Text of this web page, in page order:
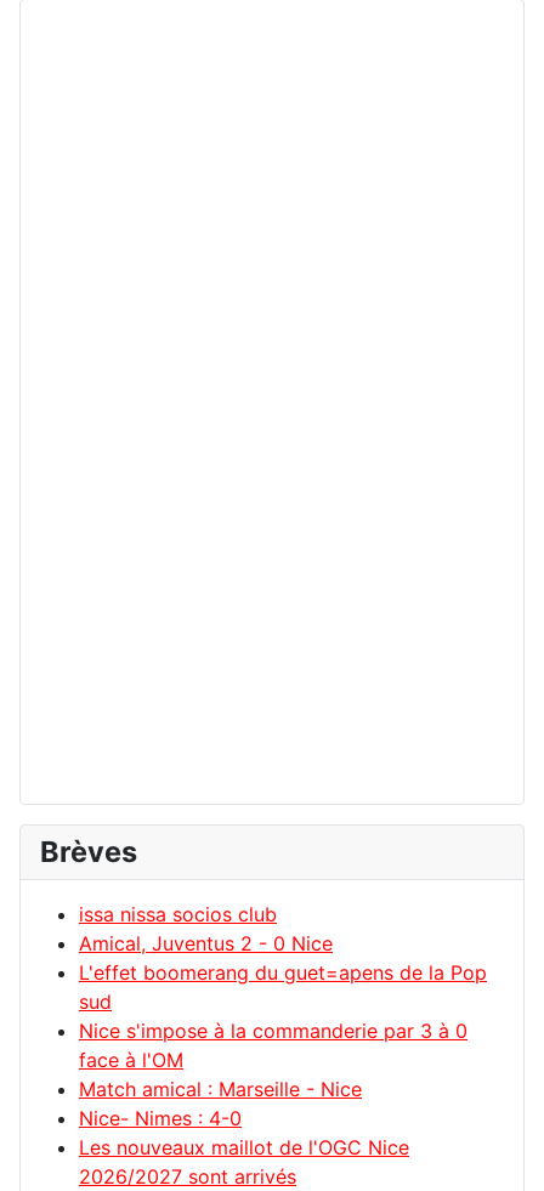
Brèves
issa nissa socios club
Amical, Juventus 2 - 0 Nice
L'effet boomerang du guet=apens de la Pop
sud
Nice s'impose à la commanderie par 3 à 0
face à l'OM
Match amical : Marseille - Nice
Nice- Nimes : 4-0
Les nouveaux maillot de l'OGC Nice
2026/2027 sont arrivés